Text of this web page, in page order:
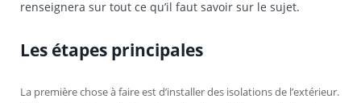
renseignera sur tout ce qu’il faut savoir sur le sujet.
Les étapes principales
La première chose à faire est d’installer des isolations de l’extérieur.